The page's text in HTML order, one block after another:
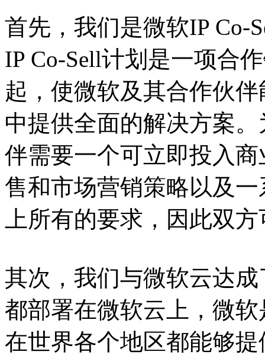
首先，我们是微软IP Co-
IP Co-Sell计划是一项合
起，使微软及其合作伙
中提供全面的解决方案
伴需要一个可立即投入
售和市场营销策略以及
上所有的要求，因此双
其次，我们与微软云达
都部署在微软云上，微
在世界各个地区都能够